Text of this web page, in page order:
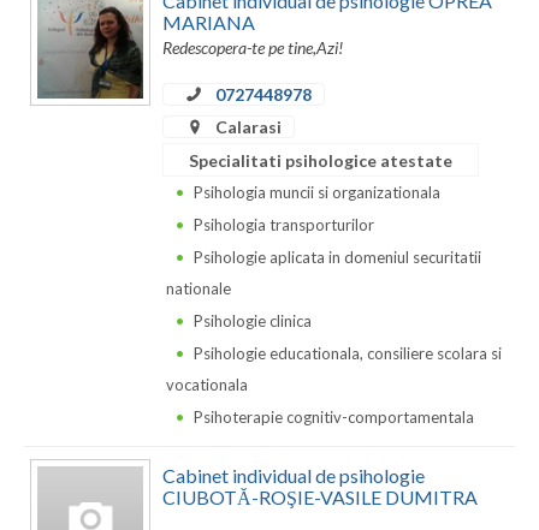
Dolj
Galati
Mehedinti
MARIANA
Redescopera-te pe tine,Azi!
0727448978
Calarasi
Specialitati psihologice atestate
Psihologia muncii si organizationala
Psihologia transporturilor
Psihologie aplicata in domeniul securitatii
nationale
Psihologie clinica
Psihologie educationala, consiliere scolara si
vocationala
Psihoterapie cognitiv-comportamentala
Cabinet individual de psihologie
CIUBOTĂ-ROŞIE-VASILE DUMITRA